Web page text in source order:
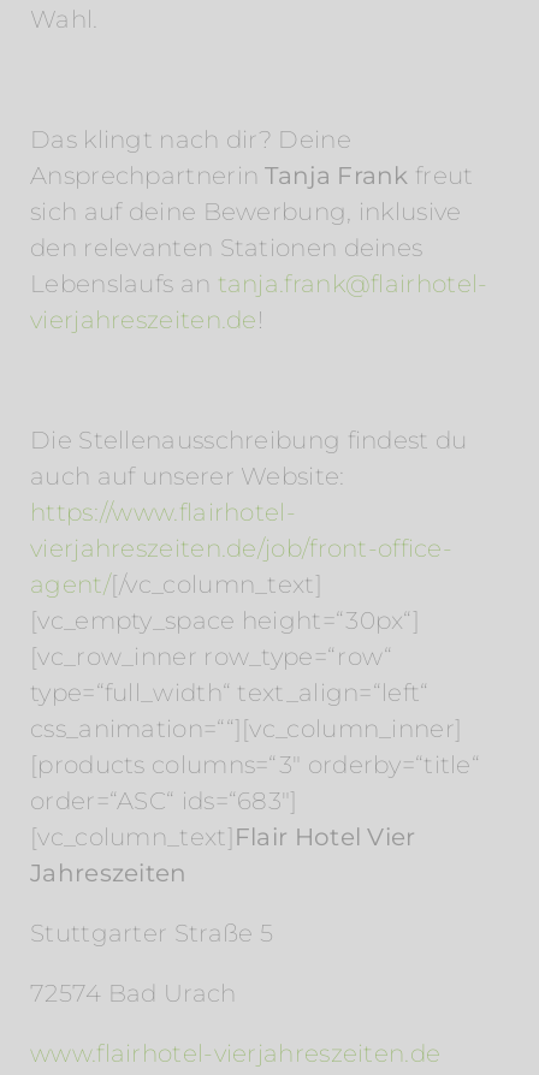
Wahl.
Das klingt nach dir? Deine
AnsprechpartnerinTanja Frank freut
sich auf deine Bewerbung, inklusive
den relevanten Stationen deines
Lebenslaufs an tanja.frank@flairhotel-
vierjahreszeiten.de!
Die Stellenausschreibung findest du
auch auf unserer Website:
https://www.flairhotel-
vierjahreszeiten.de/job/front-office-
agent/[/vc_column_text]
[vc_empty_space height=“30px“]
[vc_row_inner row_type=“row“
type=“full_width“ text_align=“left“
css_animation=““][vc_column_inner]
[products columns=“3″ orderby=“title“
order=“ASC“ ids=“683″]
[vc_column_text] Flair Hotel Vier
Jahreszeiten
Stuttgarter Straße 5
72574 Bad Urach
www.flairhotel-vierjahreszeiten.de